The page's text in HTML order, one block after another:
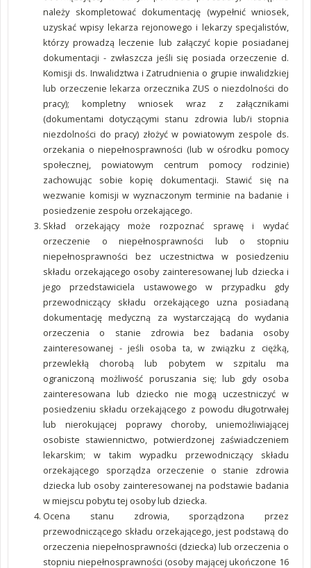
należy skompletować dokumentację (wypełnić wniosek,
uzyskać wpisy lekarza rejonowego i lekarzy specjalistów,
którzy prowadzą leczenie lub załączyć kopie posiadanej
dokumentacji - zwłaszcza jeśli się posiada orzeczenie d.
Komisji ds. Inwalidztwa i Zatrudnienia o grupie inwalidzkiej
lub orzeczenie lekarza orzecznika ZUS o niezdolności do
pracy); kompletny wniosek wraz z załącznikami
(dokumentami dotyczącymi stanu zdrowia lub/i stopnia
niezdolności do pracy) złożyć w powiatowym zespole ds.
orzekania o niepełnosprawności (lub w ośrodku pomocy
społecznej, powiatowym centrum pomocy rodzinie)
zachowując sobie kopię dokumentacji. Stawić się na
wezwanie komisji w wyznaczonym terminie na badanie i
posiedzenie zespołu orzekającego.
Skład orzekający może rozpoznać sprawę i wydać
orzeczenie o niepełnosprawności lub o stopniu
niepełnosprawności bez uczestnictwa w posiedzeniu
składu orzekającego osoby zainteresowanej lub dziecka i
jego przedstawiciela ustawowego w przypadku gdy
przewodniczący składu orzekającego uzna posiadaną
dokumentację medyczną za wystarczającą do wydania
orzeczenia o stanie zdrowia bez badania osoby
zainteresowanej - jeśli osoba ta, w związku z ciężką,
przewlekłą chorobą lub pobytem w szpitalu ma
ograniczoną możliwość poruszania się; lub gdy osoba
zainteresowana lub dziecko nie mogą uczestniczyć w
posiedzeniu składu orzekającego z powodu długotrwałej
lub nierokującej poprawy choroby, uniemożliwiającej
osobiste stawiennictwo, potwierdzonej zaświadczeniem
lekarskim; w takim wypadku przewodniczący składu
orzekającego sporządza orzeczenie o stanie zdrowia
dziecka lub osoby zainteresowanej na podstawie badania
w miejscu pobytu tej osoby lub dziecka.
Ocena stanu zdrowia, sporządzona przez
przewodniczącego składu orzekającego, jest podstawą do
orzeczenia niepełnosprawności (dziecka) lub orzeczenia o
stopniu niepełnosprawności (osoby mającej ukończone 16